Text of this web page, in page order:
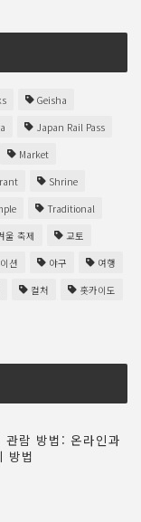
Geisha
Japan Rail Pass
Market
Shrine
Traditional
울 축제
교토
션 야구
여행
컬처
홋카이도
람 방법: 온라인과
방법